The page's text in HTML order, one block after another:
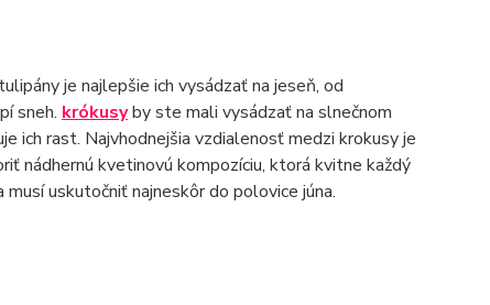
je najlepšie ich vysádzať na jeseň, od
sneh. krókusyby ste mali vysádzať na slnečnom
ich rast. Najvhodnejšia vzdialenosť medzi krokusy je
nádhernú kvetinovú kompozíciu, ktorá kvitne každý
uskutočniť najneskôr do polovice júna.